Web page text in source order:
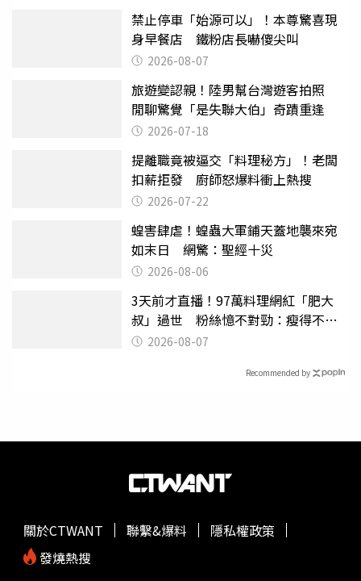
禁止停車「始源可以」！本尊驚喜現
身早餐店 鐵粉店長嚇傻尖叫
2026-08-07
旅遊變認親！陸男幫台灣遊客拍照
閒聊驚覺「是失聯大伯」奇蹟重逢
2026-07-18
提離職竟被逼交「料理秘方」！老闆
扣薪拒發 廚師怒爆料衝上熱搜
2026-07-22
蝗害肆虐！蝗蟲大軍鋪天蓋地襲來宛
如末日 網驚：聖經十災
2026-08-06
3天前才直播！97萬料理網紅「肥大
叔」過世 粉絲憶不對勁：瘦得不合
理 2026-08-07
Recommended by
關於CTWANT 聯繫&爆料
隱私權政策
發燒熱搜